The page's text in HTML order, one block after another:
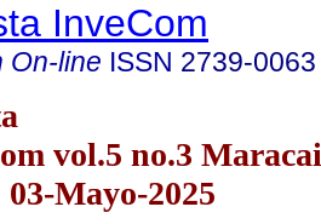
InveCom
On-line ISSN 2739-0063
vol.5 no.3
Mayo-2025